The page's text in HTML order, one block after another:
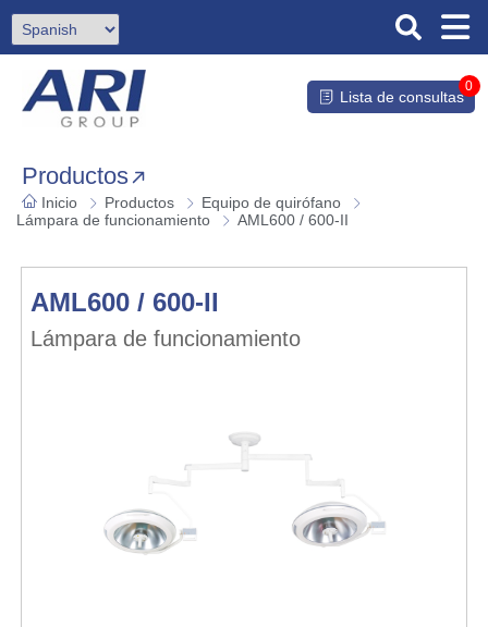
Lista de consultas
0
Productos
Inicio Productos
Equipo de quirófano
Lámpara de funcionamiento
AML600 / 600-II
AML600 / 600-II
Lámpara de funcionamiento